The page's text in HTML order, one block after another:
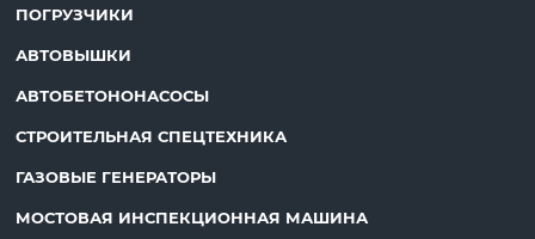
ПОГРУЗЧИКИ
АВТОВЫШКИ
АВТОБЕТОНОНАСОСЫ
СТРОИТЕЛЬНАЯ СПЕЦТЕХНИКА
ГАЗОВЫЕ ГЕНЕРАТОРЫ
МОСТОВАЯ ИНСПЕКЦИОННАЯ МАШИНА